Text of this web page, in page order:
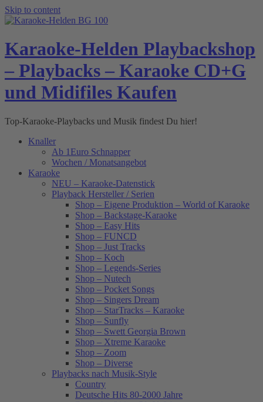
Skip to content
Karaoke-Helden Playbackshop
– Playbacks – Karaoke CD+G
und Midifiles Kaufen
Top-Karaoke-Playbacks und Musik findest Du hier!
Knaller
Ab 1Euro Schnapper
Wochen / Monatsangebot
Karaoke
NEU – Karaoke-Datenstick
Playback Hersteller / Serien
Shop – Eigene Produktion – World of Karaoke
Shop – Backstage-Karaoke
Shop – Easy Hits
Shop – FUNCD
Shop – Just Tracks
Shop – Koch
Shop – Legends-Series
Shop – Nutech
Shop – Pocket Songs
Shop – Singers Dream
Shop – StarTracks – Karaoke
Shop – Sunfly
Shop – Swett Georgia Brown
Shop – Xtreme Karaoke
Shop – Zoom
Shop – Diverse
Playbacks nach Musik-Style
Country
Deutsche Hits 80-2000 Jahre